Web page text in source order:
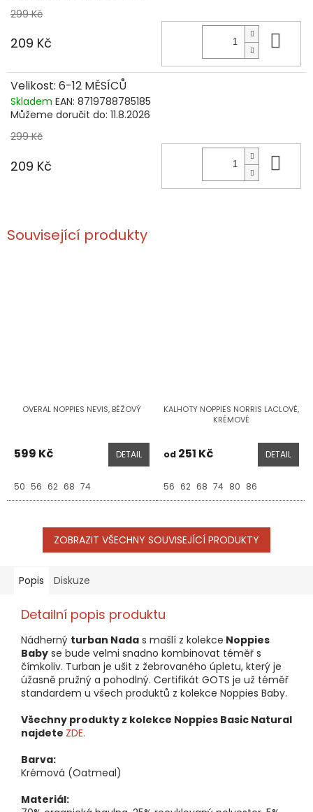
299 Kč
209 Kč
Velikost: 6-12 MĚSÍCŮ
Skladem EAN: 8719788785185
Můžeme doručit do: 11.8.2026
299 Kč
209 Kč
Související produkty
OVERAL NOPPIES NEVIS, BÉŽOVÝ
599 Kč DETAIL
50 56 62 68 74
KALHOTY NOPPIES NORRIS LACLOVÉ,
KRÉMOVÉ
od 251 Kč DETAIL
56 62 68 74 80 86
ZOBRAZIT VŠECHNY SOUVISEJÍCÍ PRODUKTY
Popis Diskuze
Detailní popis produktu
Nádherný turban Nada s mašlí z kolekce Noppies
Baby se bude velmi snadno kombinovat téměř s
čímkoliv. Turban je ušit z žebrovaného úpletu, který je
úžasně pružný a pohodlný. Certifikát GOTS je už téměř
standardem u všech produktů z kolekce Noppies Baby.
Všechny produkty z kolekce Noppies Basic Natural
najdete ZDE.
Barva:
Krémová (Oatmeal)
Materiál: